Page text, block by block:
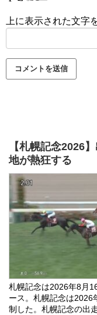
上に表示された文字
【札幌記念2026
地が熱狂する
札幌記念は2026年8月
ース。札幌記念は2026
制した。札幌記念の出